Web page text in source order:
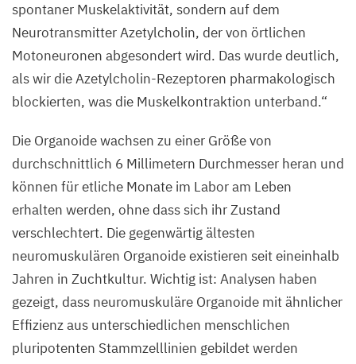
Jorge
Miguel
Faustino
MDC
spontaner Muskelaktivität, sondern auf dem
Neurotransmitter Azetylcholin, der von örtlichen
Motoneuronen abgesondert wird. Das wurde deutlich,
als wir die Azetylcholin-Rezeptoren pharmakologisch
blockierten, was die Muskelkontraktion unterband.“
Die Organoide wachsen zu einer Größe von
durchschnittlich 6 Millimetern Durchmesser heran und
können für etliche Monate im Labor am Leben
erhalten werden, ohne dass sich ihr Zustand
verschlechtert. Die gegenwärtig ältesten
neuromuskulären Organoide existieren seit eineinhalb
Jahren in Zuchtkultur. Wichtig ist: Analysen haben
gezeigt, dass neuromuskuläre Organoide mit ähnlicher
Effizienz aus unterschiedlichen menschlichen
pluripotenten Stammzelllinien gebildet werden